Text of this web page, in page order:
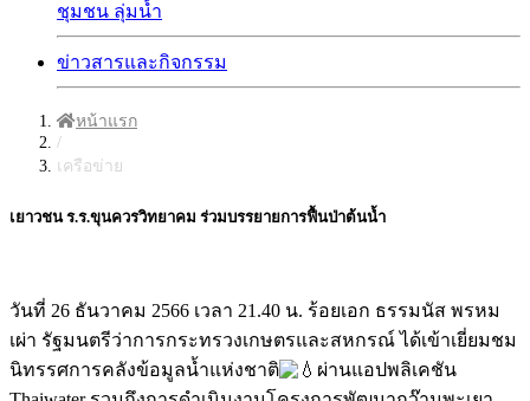
ชุมชน ลุ่มน้ำ
ข่าวสารและกิจกรรม
หน้าแรก
/
เครือข่าย
เยาวชน ร.ร.ขุนควรวิทยาคม ร่วมบรรยายการฟื้นป่าต้นน้ำ
วันที่ 26 ธันวาคม 2566 เวลา 21.40 น. ร้อยเอก ธรรมนัส พรหม
เผ่า รัฐมนตรีว่าการกระทรวงเกษตรและสหกรณ์ ได้เข้าเยี่ยมชม
นิทรรศการคลังข้อมูลน้ำแห่งชาติ
ผ่านแอปพลิเคชัน